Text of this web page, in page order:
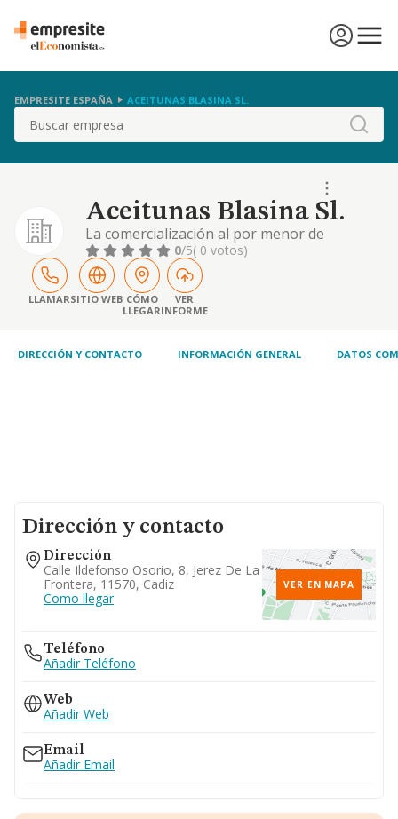
EMPRESITE ESPAÑA ACEITUNAS BLASINA SL.
Buscar
Aceitunas Blasina Sl.
La comercialización al por menor de
productos alimenticios en venta ambulante,
tales como masas fritas, patatas fritas,
productos de aperitivo, frutos secos,
golosinas, chocolate, bebidas refrescantes,
aceitunas y frutas
0/5( 0 votos)
LLAMARSITIO WEB CÓMO
LLEGAR
VER
INFORME
DIRECCIÓN Y CONTACTO INFORMACIÓN GENERAL DATOS
Dirección y contacto
Dirección
Calle Ildefonso Osorio, 8, Jerez De La
Frontera, 11570, Cadiz
Como llegar
VER EN MAPA
Teléfono
Añadir Teléfono
Web
Añadir Web
Email
Añadir Email